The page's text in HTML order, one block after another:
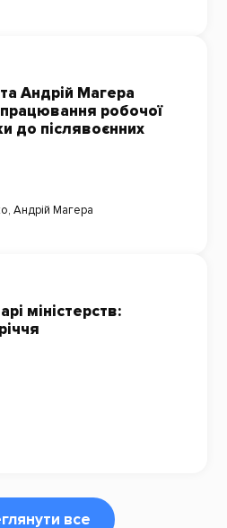
Андрій Магера
робочої
до післявоєнних
, Андрій Магера
міністерств:
все